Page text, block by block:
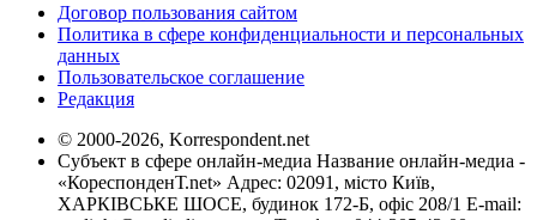
Договор пользования сайтом
Политика в сфере конфиденциальности и персональных
данных
Пользовательское соглашение
Редакция
© 2000-2026, Korrespondent.net
Субъект в сфере онлайн-медиа Название онлайн-медиа -
«КореспонденТ.net» Адрес: 02091, місто Київ,
ХАРКІВСЬКЕ ШОСЕ, будинок 172-Б, офіс 208/1 E-mail: